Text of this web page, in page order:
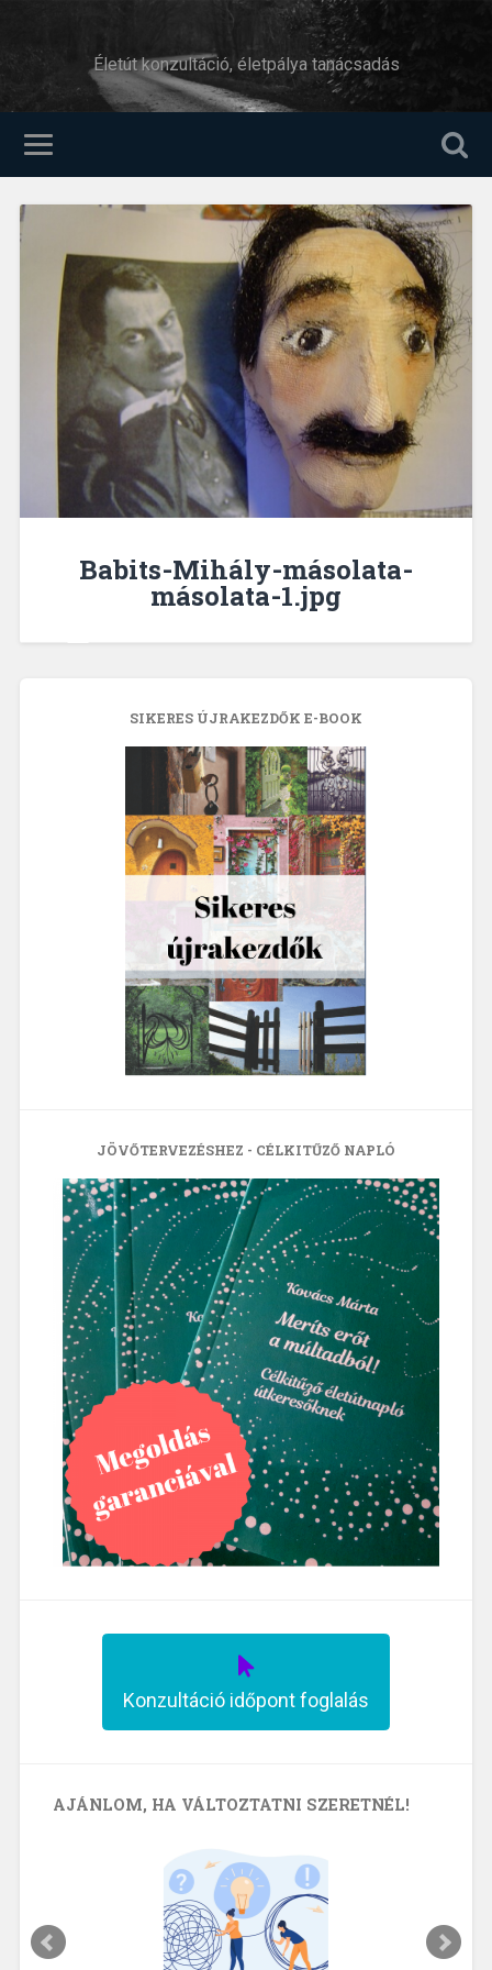
Életút konzultáció, életpálya tanácsadás
Babits-Mihály-másolata-
másolata-1.jpg
SIKERES ÚJRAKEZDŐK E-BOOK
JÖVŐTERVEZÉSHEZ - CÉLKITŰZŐ NAPLÓ
Konzultáció időpont foglalás
AJÁNLOM, HA VÁLTOZTATNI SZERETNÉL!